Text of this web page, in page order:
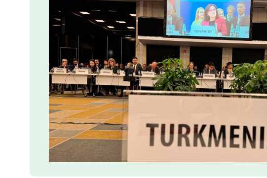
Культура
Наука
Спорт